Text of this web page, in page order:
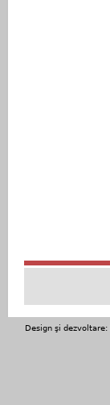
Design şi dezvoltare: